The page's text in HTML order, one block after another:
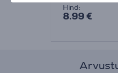
Hind:
8.99 €